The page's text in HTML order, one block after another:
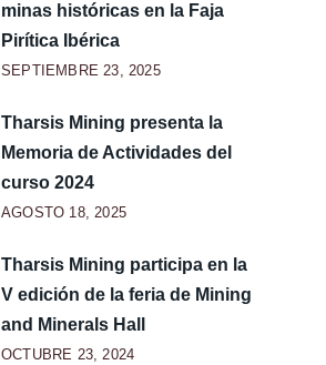
minas históricas en la Faja
Pirítica Ibérica
SEPTIEMBRE 23, 2025
Tharsis Mining presenta la
Memoria de Actividades del
curso 2024
AGOSTO 18, 2025
Tharsis Mining participa en la
V edición de la feria de Mining
and Minerals Hall
OCTUBRE 23, 2024